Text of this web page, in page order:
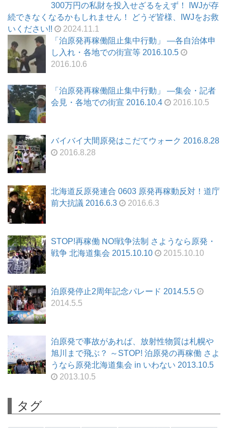
300万円の私財を投入せざるをえず！ IWJが存
続できなくなるかもしれません！ どうぞ皆様、IWJをお救
いください!!
2024.11.1
「泊原発再稼働阻止集中行動」 ―各自治体申
し入れ・各地での街宣等 2016.10.5
2016.10.6
「泊原発再稼働阻止集中行動」 ―集会・記者
会見・各地での街宣 2016.10.4
2016.10.5
バイバイ大間原発はこだてウォーク 2016.8.28
2016.8.28
北海道反原発連合 0603 原発再稼動反対！道庁
前大抗議 2016.6.3
2016.6.3
STOP!再稼働 NO!戦争法制 さようなら原発・
戦争 北海道集会 2015.10.10
2015.10.10
泊原発停止2周年記念パレード 2014.5.5
2014.5.5
泊原発で事故があれば、放射性物質は札幌や
旭川まで飛ぶ？ ～STOP! 泊原発の再稼働 さよ
うなら原発北海道集会 in いわない 2013.10.5
2013.10.5
タグ